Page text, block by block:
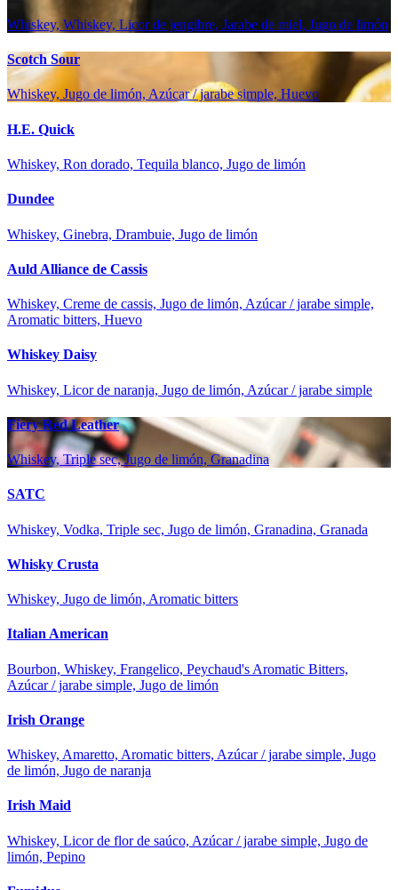
Whiskey, Whiskey, Licor de jengibre, Jarabe de miel, Jugo de limón
Scotch Sour
Whiskey, Jugo de limón, Azúcar / jarabe simple, Huevo
H.E. Quick
Whiskey, Ron dorado, Tequila blanco, Jugo de limón
Dundee
Whiskey, Ginebra, Drambuie, Jugo de limón
Auld Alliance de Cassis
Whiskey, Creme de cassis, Jugo de limón, Azúcar / jarabe simple,
Aromatic bitters, Huevo
Whiskey Daisy
Whiskey, Licor de naranja, Jugo de limón, Azúcar / jarabe simple
Fiery Red Leather
Whiskey, Triple sec, Jugo de limón, Granadina
SATC
Whiskey, Vodka, Triple sec, Jugo de limón, Granadina, Granada
Whisky Crusta
Whiskey, Jugo de limón, Aromatic bitters
Italian American
Bourbon, Whiskey, Frangelico, Peychaud's Aromatic Bitters,
Azúcar / jarabe simple, Jugo de limón
Irish Orange
Whiskey, Amaretto, Aromatic bitters, Azúcar / jarabe simple, Jugo
de limón, Jugo de naranja
Irish Maid
Whiskey, Licor de flor de saúco, Azúcar / jarabe simple, Jugo de
limón, Pepino